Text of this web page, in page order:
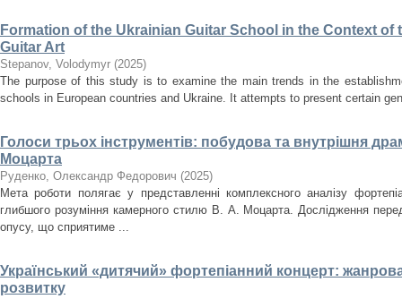
Formation of the Ukrainian Guitar School in the Context of
Guitar Art
Stepanov, Volodymyr (2025)
The purpose of this study is to examine the main trends in the
schools in European countries and Ukraine. It attempts to present certain
Голоси трьох інструментів: побудова та внутрішня
Моцарта
Руденко, Олександр Федорович (2025)
Мета роботи полягає у представленні комплексного аналізу
глибшого розуміння камерного стилю В. А. Моцарта. Дослідження
опусу, що сприятиме ...
Український «дитячий» фортепіанний концерт:
розвитку